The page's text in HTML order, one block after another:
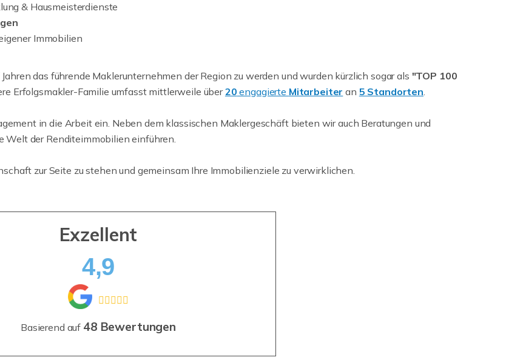
& Hausmeisterdienste
Immobilien
das führende Maklerunternehmen der Region zu werden und wurden kürzlich sogar als "TOP 100
Erfolgsmakler-Familie umfasst mittlerweile über20 engagierte Mitarbeiter an 5 Standorten.
in die Arbeit ein. Neben dem klassischen Maklergeschäft bieten wir auch Beratungen und
der Renditeimmobilien einführen.
zur Seite zu stehen und gemeinsam Ihre Immobilienziele zu verwirklichen.
4,9
Exzellent
Basierend auf 48 Bewertungen